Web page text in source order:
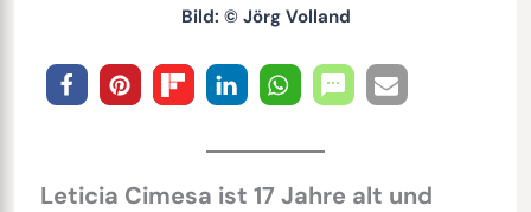
Bild: © Jörg Volland
Leticia Cimesa ist 17 Jahre alt und